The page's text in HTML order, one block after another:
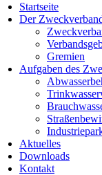
Startseite
Der
Gremien
Aufgaben des
Aktuelles
Downloads
Kontakt